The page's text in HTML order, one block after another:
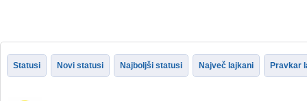
Statusi Novi statusi Najboljši statusi Največ lajkani Pravkar